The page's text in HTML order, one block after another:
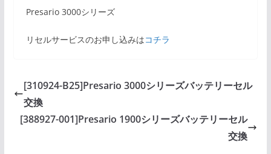
Presario 3000シリーズ
リセルサービスのお申し込みはコチラ
[310924-B25]Presario 3000シリーズバッテリーセル
交換
[388927-001]Presario 1900シリーズバッテリーセル
交換